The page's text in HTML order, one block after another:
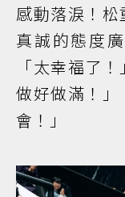
感動落淚！
真誠的態度
「太幸福了
做好做滿！
會！」